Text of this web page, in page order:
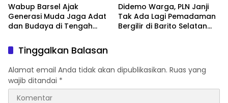
Wabup Barsel Ajak
Generasi Muda Jaga Adat
dan Budaya di Tengah
Didemo Warga, PLN Janji
Tak Ada Lagi Pemadaman
Bergilir di Barito Selatan
Tinggalkan Balasan
Alamat email Anda tidak akan dipublikasikan. Ruas yang
wajib ditandai *